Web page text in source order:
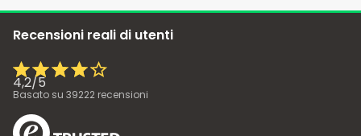
Recensioni reali di utenti
4,2/5
Basato su 39222 recensioni